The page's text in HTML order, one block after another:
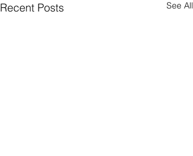
Recent Posts See All